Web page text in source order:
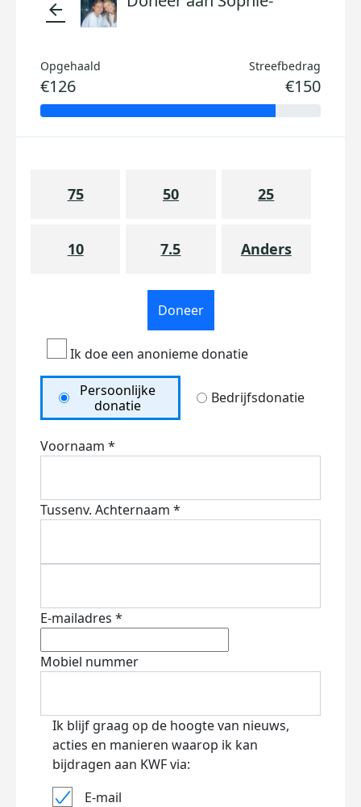
arrow_back
Opgehaald
€126
Streefbedrag
€150
75 50 25
10 7.5 Anders
Doneer
Ik doe een anonieme donatie
Persoonlijke
donatie
Bedrijfsdonatie
Voornaam *
Tussenv. Achternaam *
E-mailadres *
Mobiel nummer
Ik blijf graag op de hoogte van nieuws,
acties en manieren waarop ik kan
bijdragen aan KWF via:
E-mail